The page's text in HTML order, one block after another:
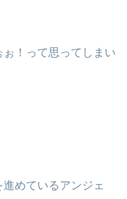
！って思ってしまい
めているアンジェ